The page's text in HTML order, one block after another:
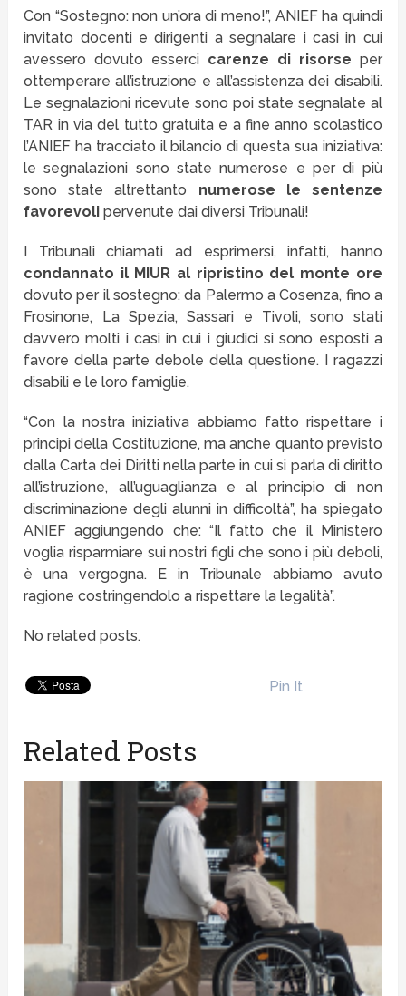
Con “Sostegno: non un’ora di meno!”, ANIEF ha quindi
invitato docenti e dirigenti a segnalare i casi in cui
avessero dovuto esserci carenze di risorse per
ottemperare all’istruzione e all’assistenza dei disabili.
Le segnalazioni ricevute sono poi state segnalate al
TAR in via del tutto gratuita e a fine anno scolastico
l’ANIEF ha tracciato il bilancio di questa sua iniziativa:
le segnalazioni sono state numerose e per di più
sono state altrettanto numerose le sentenze
favorevoli pervenute dai diversi Tribunali!
I Tribunali chiamati ad esprimersi, infatti, hanno
condannato il MIUR al ripristino del monte ore
dovuto per il sostegno: da Palermo a Cosenza, fino a
Frosinone, La Spezia, Sassari e Tivoli, sono stati
davvero molti i casi in cui i giudici si sono esposti a
favore della parte debole della questione. I ragazzi
disabili e le loro famiglie.
“Con la nostra iniziativa abbiamo fatto rispettare i
principi della Costituzione, ma anche quanto previsto
dalla Carta dei Diritti nella parte in cui si parla di diritto
all’istruzione, all’uguaglianza e al principio di non
discriminazione degli alunni in difficoltà”, ha spiegato
ANIEF aggiungendo che: “Il fatto che il Ministero
voglia risparmiare sui nostri figli che sono i più deboli,
è una vergogna. E in Tribunale abbiamo avuto
ragione costringendolo a rispettare la legalità”.
No related posts.
Pin It
Related Posts